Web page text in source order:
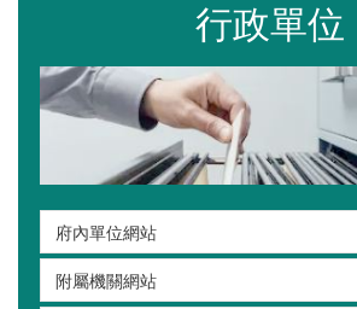
行政單位